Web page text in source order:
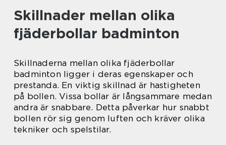
Skillnader mellan olika
fjäderbollar badminton
Skillnaderna mellan olika fjäderbollar
badminton ligger i deras egenskaper och
prestanda. En viktig skillnad är hastigheten
på bollen. Vissa bollar är långsammare medan
andra är snabbare. Detta påverkar hur snabbt
bollen rör sig genom luften och kräver olika
tekniker och spelstilar.